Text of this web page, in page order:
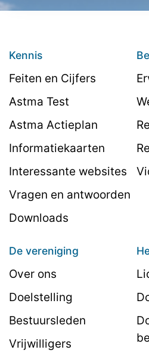
Kennis
Feiten en Cijfers
Astma Test
Astma Actieplan
Informatiekaarten
Interessante websites
Vragen en antwoorden
Downloads
De vereniging
Over ons
Doelstelling
Bestuursleden
Vrijwilligers